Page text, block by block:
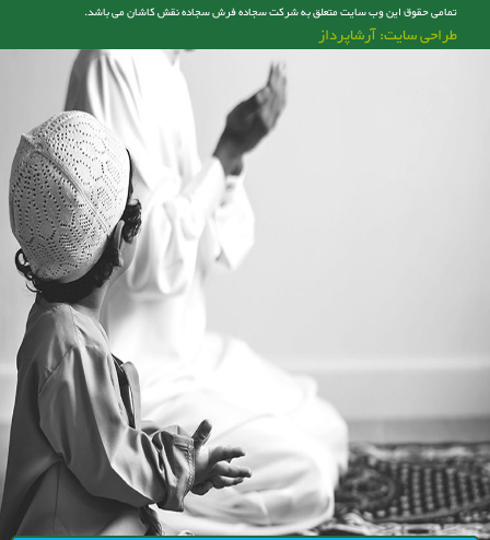
تمامی حقوق این وب سایت متعلق به شرکت سجاده فرش سجاده نقش کاشان می باشد.
طراحی سایت: آرشاپرداز